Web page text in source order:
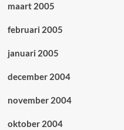
maart 2005
februari 2005
januari 2005
december 2004
november 2004
oktober 2004